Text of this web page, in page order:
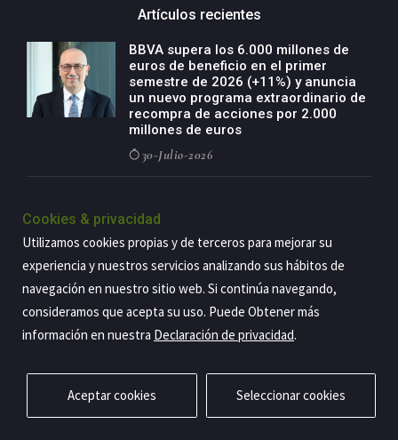
Artículos recientes
BBVA supera los 6.000 millones de
euros de beneficio en el primer
semestre de 2026 (+11%) y anuncia
un nuevo programa extraordinario de
recompra de acciones por 2.000
millones de euros
30-Julio-2026
negocio agro con un modelo global
países
29-Julio-2026
Privacidad Aviso legal Política de cookies Contacto
Cookies & privacidad
Utilizamos cookies propias y de terceros para mejorar su
experiencia y nuestros servicios analizando sus hábitos de
navegación en nuestro sitio web. Si continúa navegando,
consideramos que acepta su uso. Puede Obtener más
información en nuestra Declaración de privacidad.
Aceptar cookies Seleccionar cookies